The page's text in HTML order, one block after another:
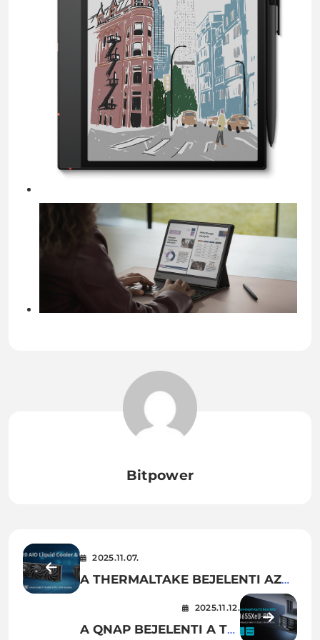
Bitpower
2025.11.07.
A THERMALTAKE BEJELENTI AZ
FOLYADÉKHŰTÉST ÉS A WAIR
PROCESSZORHŰTŐT
2025.11.12.
A QNAP BEJELENTI A TS-